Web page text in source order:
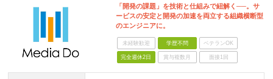
「開発の課題」を技術と仕組みで紐解く──。サ
ービスの安定と開発の加速を両立する組織横断型
のエンジニアに。
未経験歓迎 学歴不問 ベテランOK
完全週休2日 賞与複数月 面接1回